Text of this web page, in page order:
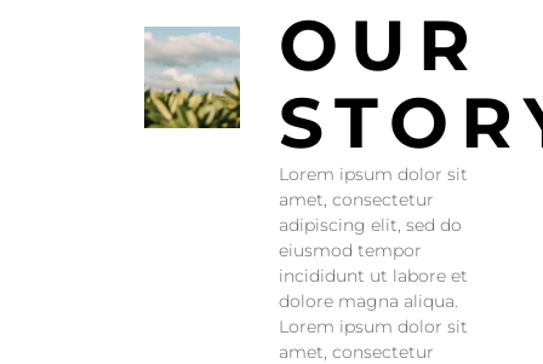
OUR
Lorem ipsum dolor sit
amet, consectetur
adipiscing elit, sed do
eiusmod tempor
incididunt ut labore et
dolore magna aliqua.
Lorem ipsum dolor sit
amet, consectetur